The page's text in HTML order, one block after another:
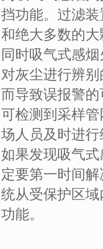
挡功能。过滤
和绝大多数的
同时吸气式感
对灰尘进行辨
而导致误报警
可检测到采样
场人员及时进
如果发现吸气
定要第一时间
统从受保护区
功能。